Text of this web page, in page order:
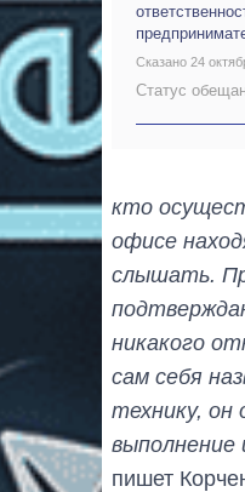
Сказано 24
Статус
кто
офисе
слышать.
никакого
сам себя
технику, он
пишет